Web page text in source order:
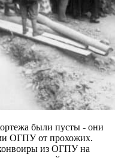
были пусты - они
ОГПУ от прохожих.
из ОГПУ на